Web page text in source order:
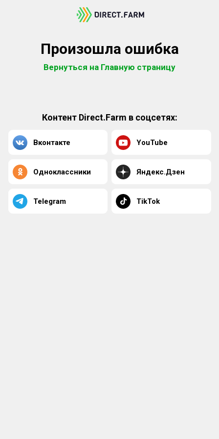
Произошла ошибка
Вернуться на Главную страницу
Контент Direct.Farm в соцсетях:
Вконтакте YouTube
Одноклассники Яндекс.Дзен
Telegram TikTok